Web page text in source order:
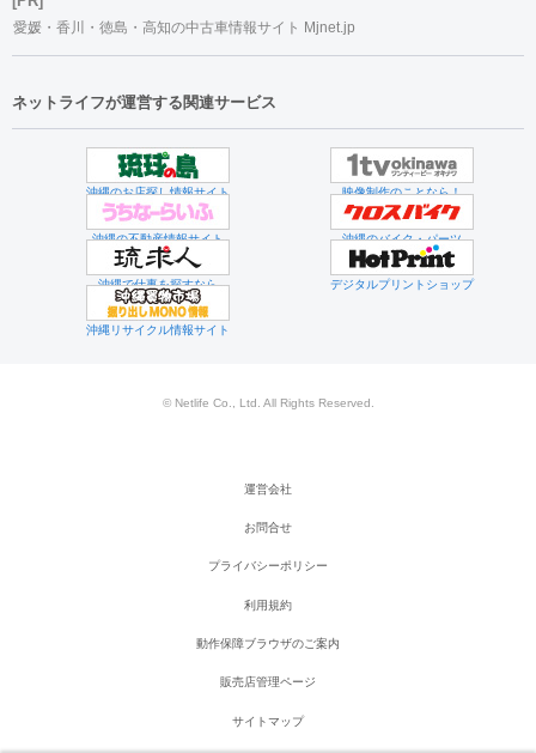
愛媛・香川・徳島・高知の中古車情報サイト Mjnet.jp
ネットライフが運営する関連サービス
沖縄のお店探し情報サイト 映像制作のことなら！
沖縄の不動産情報サイト 沖縄のバイク・パーツ
沖縄で仕事を探すなら デジタルプリントショップ
沖縄リサイクル情報サイト
© Netlife Co., Ltd. All Rights Reserved.
運営会社
お問合せ
プライバシーポリシー
利用規約
動作保障ブラウザのご案内
販売店管理ページ
サイトマップ